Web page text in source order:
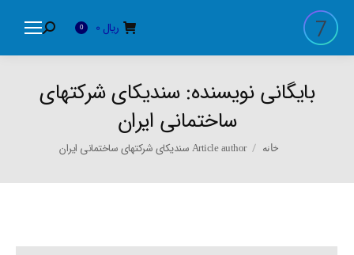
ریال 0
Search:
بایگانی نویسنده:سندیکای شرکتهای
ساختمانی ایران
You are here:
خانه Article author سندیکای شرکتهای ساختمانی ایران